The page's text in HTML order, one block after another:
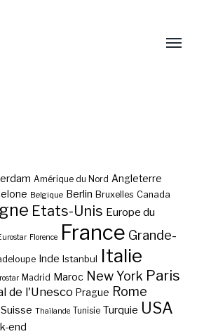
Amérique du Nord Angleterre
Belgique Berlin Bruxelles Canada
Etats-Unis Europe du
Florence France Grande-
Inde Istanbul Italie
Madrid Maroc New York Paris
de l'Unesco Prague Rome
Suisse Thaïlande Tunisie Turquie USA
end